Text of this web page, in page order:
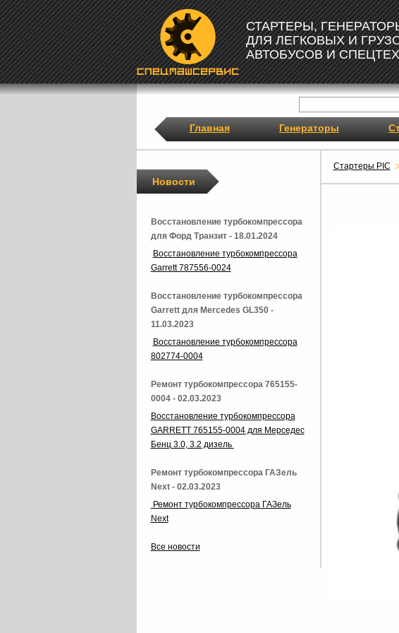
СТАРТЕРЫ,
ДЛЯ ЛЕГКОВЫХ И
АВТОБУСОВ И
Главная Генераторы
Стартеры PIC
Новости
Восстановление турбокомпрессора
для Форд Транзит - 18.01.2024
Восстановление турбокомпрессора
Garrett 787556-0024
Восстановление турбокомпрессора
Garrett для Mercedes GL350 -
11.03.2023
Восстановление турбокомпрессора
802774-0004
Ремонт турбокомпрессора 765155-
0004 - 02.03.2023
Восстановление турбокомпрессора
GARRETT 765155-0004 для Мерседес
Бенц 3.0, 3.2 дизель
Ремонт турбокомпрессора ГАЗель
Next - 02.03.2023
Ремонт турбокомпрессора ГАЗель
Next
Все новости